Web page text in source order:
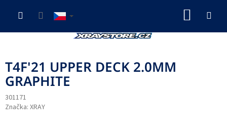
T4F'21 UPPER DECK 2.0MM
GRAPHITE
301171
Značka: XRAY